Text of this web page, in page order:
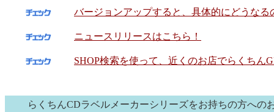
バージョンアップすると、具体的にどうなる
ニュースリリースはこちら！
SHOP検索を使って、近くのお店でらくちん
らくちんCDラベルメーカーシリーズをお持ちの方への